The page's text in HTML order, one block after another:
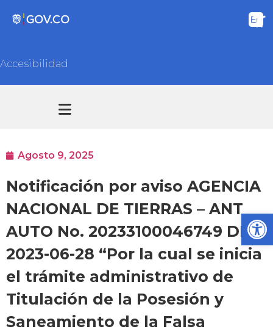
Accesibilidad
Agosto 9, 2025
Notificación por aviso AGENCIA
NACIONAL DE TIERRAS – ANT
AUTO No. 20233100046749 DEL
2023-06-28 “Por la cual se inicia
el trámite administrativo de
Titulación de la Posesión y
Saneamiento de la Falsa